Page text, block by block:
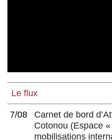
Le flux
7/08
Carnet de bord
Cotonou (Espace
mobilisations